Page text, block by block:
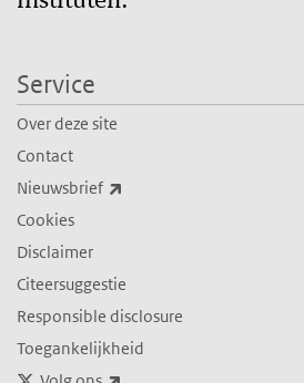
Service
Over deze site
Contact
Nieuwsbrief
Cookies
Disclaimer
Citeersuggestie
Responsible disclosure
Toegankelijkheid